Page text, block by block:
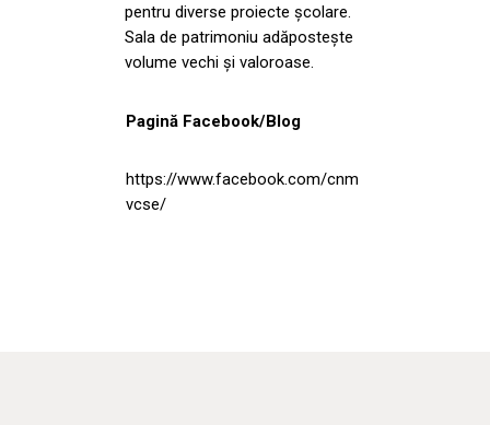
pentru diverse proiecte școlare.
Sala de patrimoniu adăpostește
volume vechi și valoroase.
Pagină Facebook/Blog
https://www.facebook.com/cnm
vcse/